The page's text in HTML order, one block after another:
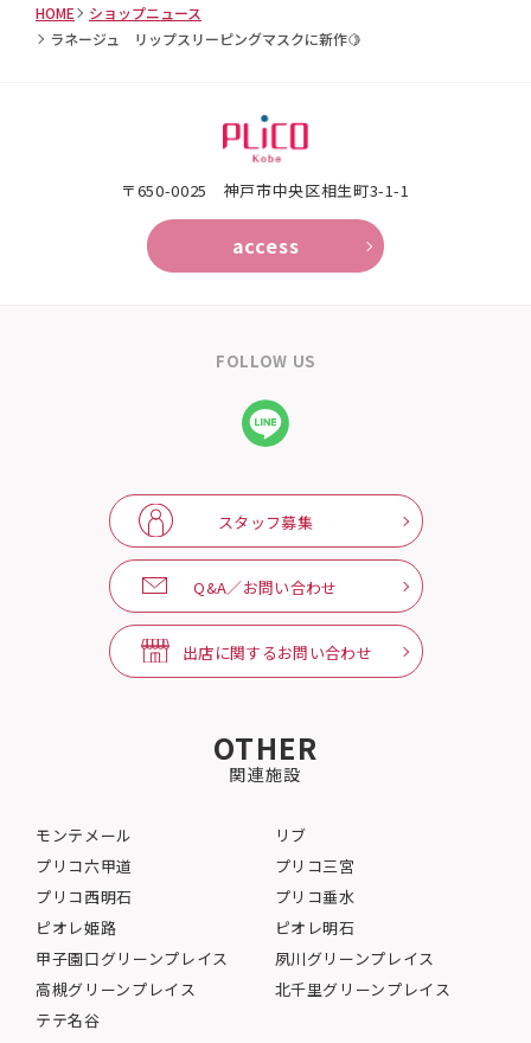
HOME
ショップニュース
ラネージュ リップスリーピングマスクに新作🍋
〒650-0025 神⼾市中央区相⽣町3-1-1
access
FOLLOW US
スタッフ募集
Q&A／お問い合わせ
出店に関するお問い合わせ
OTHER
関連施設
モンテメール
リブ
プリコ六甲道
プリコ三宮
プリコ西明石
プリコ垂水
ピオレ姫路
ピオレ明石
甲子園口グリーンプレイス
夙川グリーンプレイス
高槻グリーンプレイス
北千里グリーンプレイス
テテ名谷